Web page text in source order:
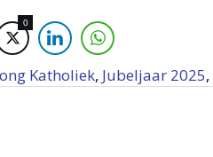
0
Katholiek, Jubeljaar 2025,